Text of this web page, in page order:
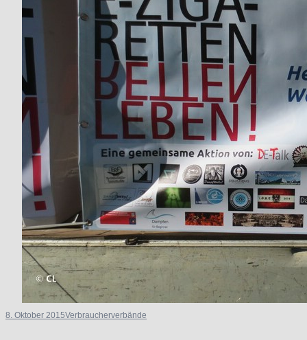
8. Oktober 2015Verbraucherverbände